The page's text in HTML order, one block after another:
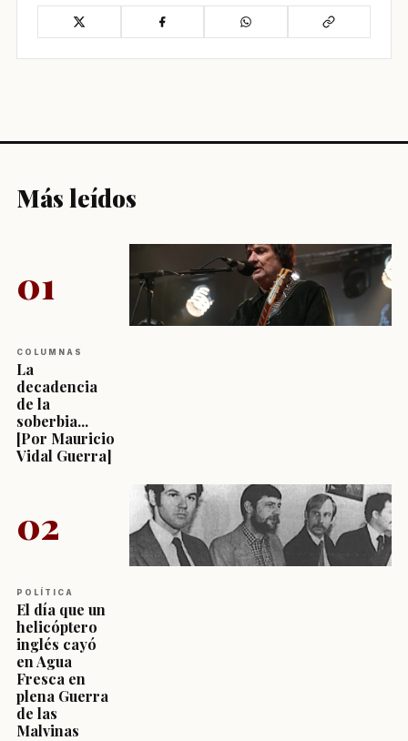
Más leídos
01
COLUMNAS
La
decadencia
de la
soberbia...
[Por Mauricio
Vidal Guerra]
02
POLÍTICA
El día que un
helicóptero
inglés cayó
en Agua
Fresca en
plena Guerra
de las
Malvinas